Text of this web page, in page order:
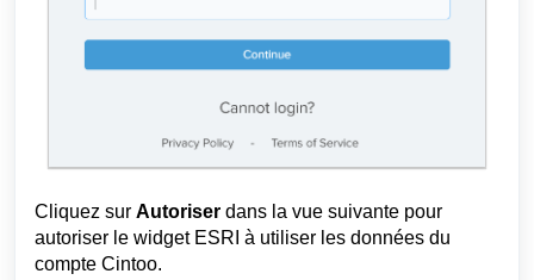
Cliquez sur Autoriser dans la vue suivante pour
autoriser le widget ESRI à utiliser les données du
compte Cintoo.